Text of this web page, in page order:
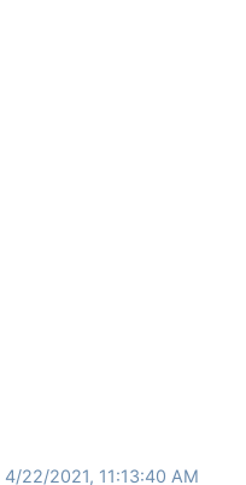
4/22/2021, 11:13:40 AM